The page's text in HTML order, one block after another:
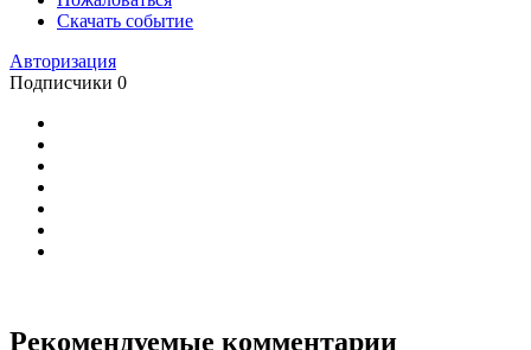
Скачать событие
Авторизация
Подписчики 0
Рекомендуемые комментарии